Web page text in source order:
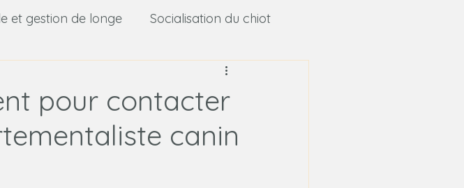
et gestion de longe Socialisation du chiot
pour contacter
canin